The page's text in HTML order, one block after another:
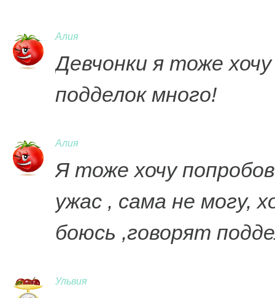
Алия
Девчонки я тоже
подделок много!
Алия
Я тоже хочу
ужас , сама не могу,
боюсь ,говорят
Ульвия